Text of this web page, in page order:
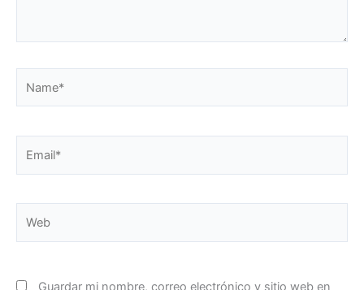
Guardar mi nombre, correo electrónico y sitio web en